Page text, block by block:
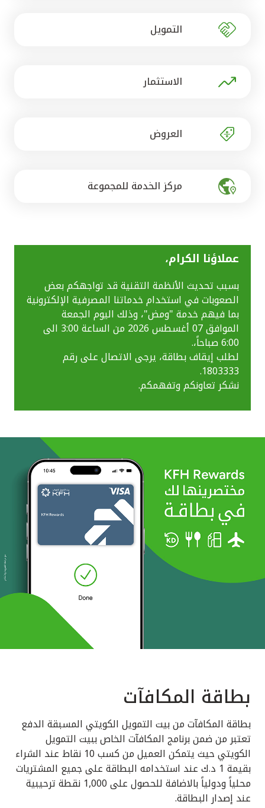
مصر
التمويل
الاستثمار
العروض
مركز الخدمة للمجموعة
عملاؤنا الكرام،
بسبب تحديث الأنظمة التقنية قد تواجهكم بعض
الصعوبات في استخدام خدماتنا المصرفية الإلكترونية
بما فيهم خدمة "ومض"، وذلك اليوم الجمعة
الموافق 07 أغسطس 2026 من الساعة 3:00 الى
6:00 صباحاً،.
لطلب إيقاف بطاقة، يرجى الاتصال على رقم
1803333.
نشكر تعاونكم وتفهمكم.
بطاقة المكافآت
بطاقة المكافآت من بيت التمويل الكويتي المسبقة الدفع
تعتبر من ضمن برنامج المكافآت الخاص ببيت التمويل
الكويتي حيث يتمكن العميل من كسب 10 نقاط عند الشراء
بقيمة 1 د.ك عند استخدامه البطاقة على جميع المشتريات
محلياً ودولياً بالاضافة للحصول على 1,000 نقطة ترحيبية
عند إصدار البطاقة.